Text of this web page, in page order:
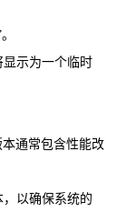
示为一个临时
通常包含性能改
以确保系统的